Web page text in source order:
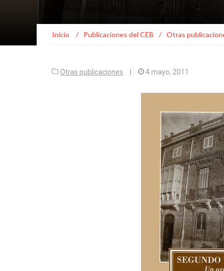
Inicio / Publicaciones del CEB / Otras
Otras publicaciones 4 mayo, 2011